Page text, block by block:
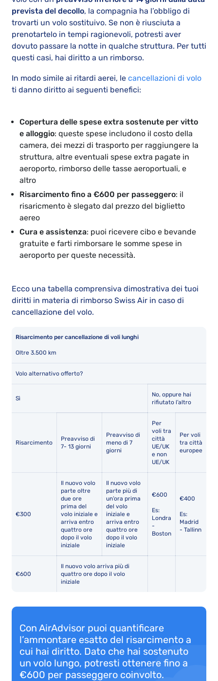
prevista del decollo, la compagnia ha l’obbligo di
trovarti un volo sostituivo. Se non è riusciuta a
prenotartelo in tempi ragionevoli, potresti aver
dovuto passare la notte in qualche struttura. Per tutti
questi casi, hai diritto a un rimborso.
In modo simile ai ritardi aerei, le cancellazioni di volo
ti danno diritto ai seguenti benefici:
Copertura delle spese extra sostenute per vitto
e alloggio: queste spese includono il costo della
camera, dei mezzi di trasporto per raggiungere la
struttura, altre eventuali spese extra pagate in
aeroporto, rimborso delle tasse aeroportuali, e
altro
Risarcimento fino a €600 per passeggero: il
risaricmento è slegato dal prezzo del biglietto
aereo
Cura e assistenza: puoi ricevere cibo e bevande
gratuite e farti rimborsare le somme spese in
aeroporto per queste necessità.
Ecco una tabella comprensiva dimostrativa dei tuoi
diritti in materia di rimborso Swiss Air in caso di
cancellazione del volo.
Risarcimento per cancellazione di voli lunghi
Oltre 3.500 km
Volo alternativo offerto?
Sì
No, oppure hai
rifiutato l’altro
Risarcimento
Preavviso di
7- 13 giorni
Preavviso di
meno di 7
giorni
Per
voli tra
città
UE/UK
e non
UE/UK
Per voli
tra città
europee
€300
Il nuovo volo
parte oltre
due ore
prima del
volo iniziale e
arriva entro
quattro ore
dopo il volo
iniziale
Il nuovo volo
parte più di
un’ora prima
del volo
iniziale e
arriva entro
quattro ore
dopo il volo
iniziale
€600
Es:
Londra
-
Boston
€400
Es:
Madrid
- Tallinn
€600
Il nuovo volo arriva più di
quattro ore dopo il volo
iniziale
Con AirAdvisor puoi quantificare
l’ammontare esatto del risarcimento a
cui hai diritto. Dato che hai sostenuto
un volo lungo, potresti ottenere fino a
€600 per passeggero coinvolto.